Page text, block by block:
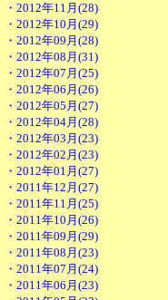
・2012年11月(28)
・2012年10月(29)
・2012年09月(28)
・2012年08月(31)
・2012年07月(25)
・2012年06月(26)
・2012年05月(27)
・2012年04月(28)
・2012年03月(23)
・2012年02月(23)
・2012年01月(27)
・2011年12月(27)
・2011年11月(25)
・2011年10月(26)
・2011年09月(29)
・2011年08月(23)
・2011年07月(24)
・2011年06月(23)